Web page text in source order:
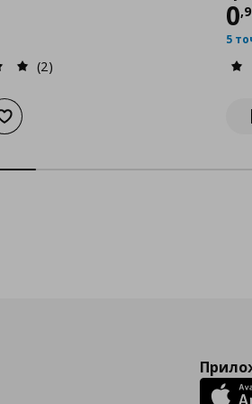
(2)
ме за наличност
Добави към списъка с любими
0,
5